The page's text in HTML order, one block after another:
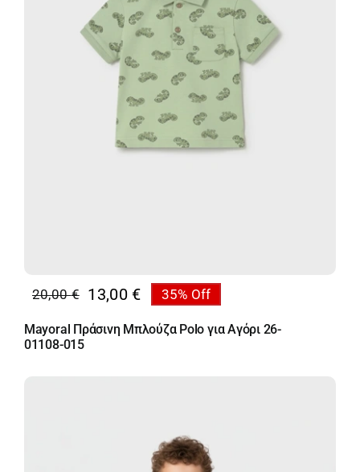
20,00€
Original
price
was:
13,00 €
Η
τρέχουσα
τιμή
35% Off
Mayoral Πράσινη Μπλούζα Polo για Αγόρι 26-
01108-015